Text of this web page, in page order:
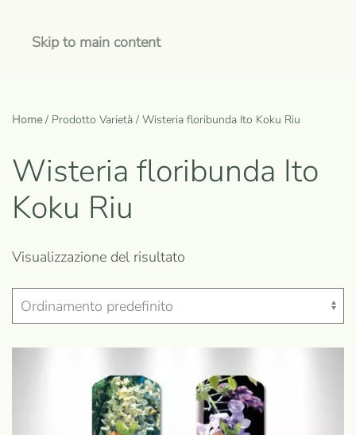
Skip to main content
Home/ Prodotto Varietà / Wisteria floribunda Ito Koku Riu
Wisteria floribunda Ito
Koku Riu
Visualizzazione del risultato